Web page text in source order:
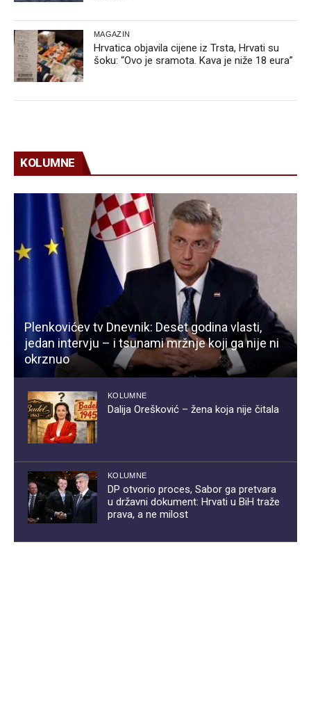
MAGAZIN
Hrvatica objavila cijene iz Trsta, Hrvati su
šoku: “Ovo je sramota. Kava je niže 18 eura”
KOLUMNE
Plenkovićev tv Dnevnik: Deset godina vlasti,
jedan intervju – i tsunami mržnje koji ga nije ni
okrznuo
KOLUMNE
Dalija Orešković – žena koja nije čitala
KOLUMNE
DP otvorio proces, Sabor ga pretvara
u državni dokument: Hrvati u BiH traže
prava, a ne milost